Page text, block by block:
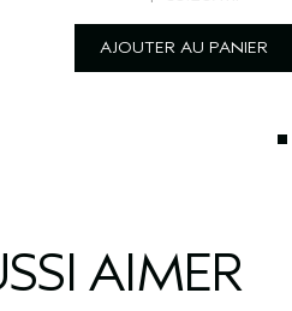
AJOUTER AU PANIER
AIMER